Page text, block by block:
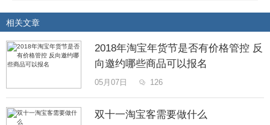
相关文章
2018年淘宝年货节是否有价格管控 反
向邀约哪些商品可以报名
05月07日  126
双十一淘宝客需要做什么